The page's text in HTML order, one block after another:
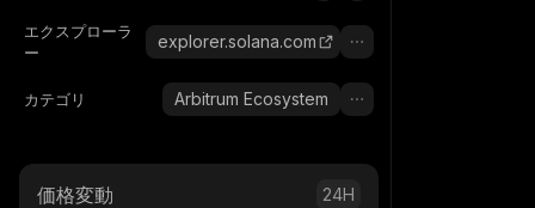
エクスプローラ
ー
explorer.solana.com
カテゴリ Arbitrum Ecosystem
価格変動 24H